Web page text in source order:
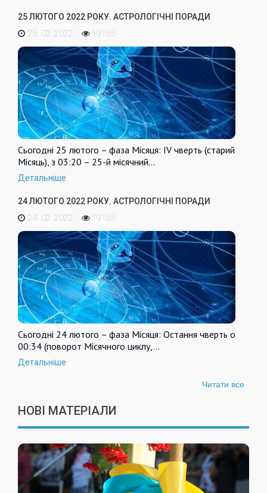
25 ЛЮТОГО 2022 РОКУ. АСТРОЛОГІЧНІ ПОРАДИ
25. 02. 2022
19165
Сьогодні 25 лютого – фаза Місяця: IV чверть (старий
Місяць), з 03:20 – 25-й місячний…
Детальніше
24 ЛЮТОГО 2022 РОКУ. АСТРОЛОГІЧНІ ПОРАДИ
24. 02. 2022
19155
Сьогодні 24 лютого – фаза Місяця: Остання чверть о
00:34 (поворот Місячного циклу,…
Детальніше
Читати все
НОВІ МАТЕРІАЛИ